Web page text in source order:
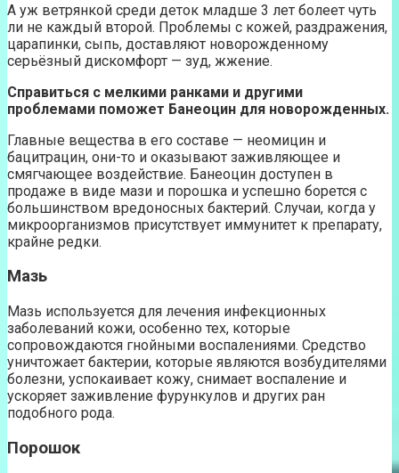
А уж ветрянкой среди деток младше 3 лет болеет чуть
ли не каждый второй. Проблемы с кожей, раздражения,
царапинки, сыпь, доставляют новорожденному
серьёзный дискомфорт — зуд, жжение.
Справиться с мелкими ранками и другими
проблемами поможет Банеоцин для новорожденных.
Главные вещества в его составе — неомицин и
бацитрацин, они-то и оказывают заживляющее и
смягчающее воздействие. Банеоцин доступен в
продаже в виде мази и порошка и успешно борется с
большинством вредоносных бактерий. Случаи, когда у
микроорганизмов присутствует иммунитет к препарату,
крайне редки.
Мазь
Мазь используется для лечения инфекционных
заболеваний кожи, особенно тех, которые
сопровождаются гнойными воспалениями. Средство
уничтожает бактерии, которые являются возбудителями
болезни, успокаивает кожу, снимает воспаление и
ускоряет заживление фурункулов и других ран
подобного рода.
Порошок